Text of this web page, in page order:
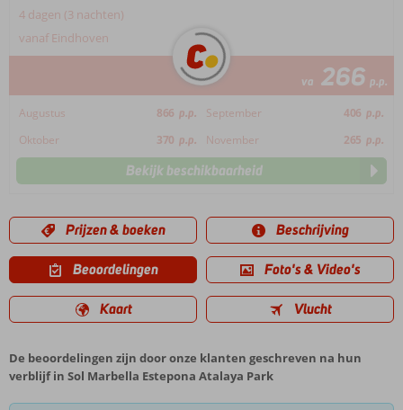
4 dagen (3 nachten)
vanaf Eindhoven
va 266 p.p.
Augustus 866 p.p. September 406 p.p.
Oktober
370 p.p. November 265 p.p.
Bekijk beschikbaarheid
Prijzen & boeken Beschrijving
Beoordelingen Foto's & Video's
Kaart Vlucht
De beoordelingen zijn door onze klanten geschreven na hun
verblijf in Sol Marbella Estepona Atalaya Park